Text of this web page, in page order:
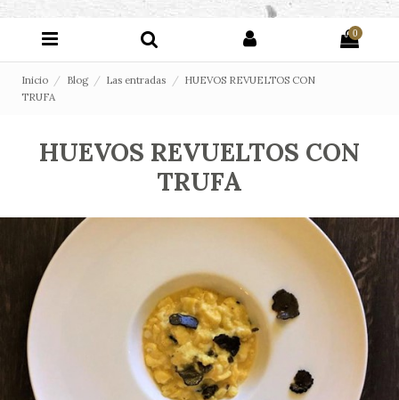
0
Inicio Blog Las entradas
HUEVOS REVUELTOS CON
TRUFA
HUEVOS REVUELTOS CON
TRUFA